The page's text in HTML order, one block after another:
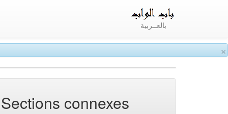
×
بالعــربية
Sections connexes